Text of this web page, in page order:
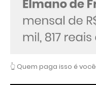
👆 Quem paga isso é você